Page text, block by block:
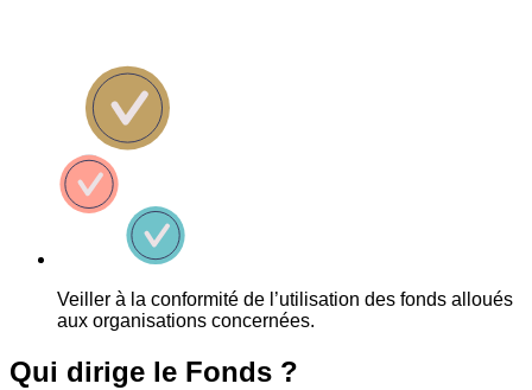
Veiller à la conformité de l’utilisation des fonds alloués
aux organisations concernées.
Qui dirige le Fonds ?